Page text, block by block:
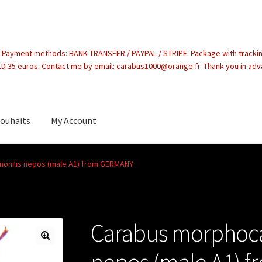
methods: BANK TRANSFER / PAYPAL / STRIPE. Package with
35 euros. Contact me by email: carabus1000@orange.fr. Thank you in
My Account
nepos (male A1) from GERMANY
Carabus